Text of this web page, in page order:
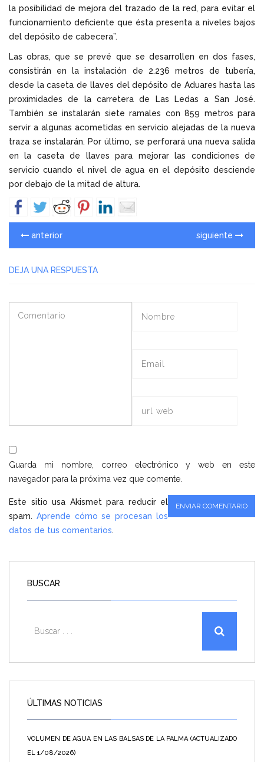
la posibilidad de mejora del trazado de la red, para evitar el
funcionamiento deficiente que ésta presenta a niveles bajos
del depósito de cabecera”.
Las obras, que se prevé que se desarrollen en dos fases,
consistirán en la instalación de 2.236 metros de tubería,
desde la caseta de llaves del depósito de Aduares hasta las
proximidades de la carretera de Las Ledas a San José.
También se instalarán siete ramales con 859 metros para
servir a algunas acometidas en servicio alejadas de la nueva
traza se instalarán. Por último, se perforará una nueva salida
en la caseta de llaves para mejorar las condiciones de
servicio cuando el nivel de agua en el depósito desciende
por debajo de la mitad de altura.
anterior siguiente
DEJA UNA RESPUESTA
Guarda mi nombre, correo electrónico y web en este
navegador para la próxima vez que comente.
Este sitio usa Akismet para reducir el
spam. Aprende cómo se procesan los
datos de tus comentarios.
BUSCAR
ÚLTIMAS NOTICIAS
VOLUMEN DE AGUA EN LAS BALSAS DE LA PALMA (ACTUALIZADO
EL 1/08/2026)